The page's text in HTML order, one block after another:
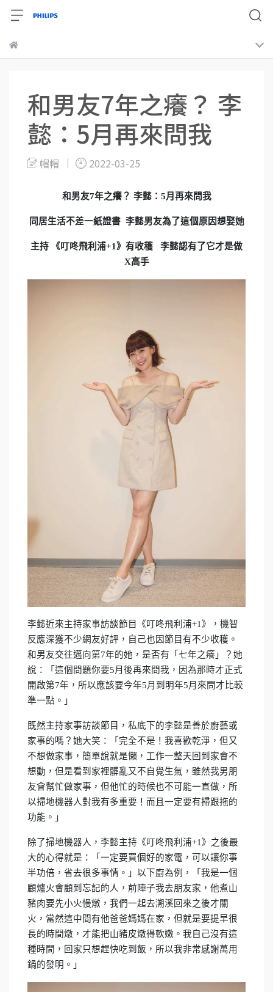
和男友7年之癢？ 李
懿：5月再來問我
帽帽 2022-03-25
和男友7年之癢？ 李懿： 5月再來問我
同居生活不差一紙證書 李懿男友為了這個原因想娶她
主持 《叮咚飛利浦+1 》有收穫
李懿認有了它才是做
X高手
李懿近來主持家事訪談節目《叮咚飛利浦+1》，機智
反應深獲不少網友好評，自己也因節目有不少收穫。
和男友交往邁向第7年的她，是否有「七年之癢」？她
說：「這個問題你要5月後再來問我，因為那時才正式
開啟第7年，所以應該要今年5月到明年5月來問才比較
準一點。」
既然主持家事訪談節目，私底下的李懿是善於廚藝或
家事的嗎？她大笑：「完全不是！我喜歡乾淨，但又
不想做家事，簡單說就是懶，工作一整天回到家會不
想動，但是看到家裡髒亂又不自覺生氣，雖然我男朋
友會幫忙做家事，但他忙的時候也不可能一直做，所
以掃地機器人對我有多重要！而且一定要有掃跟拖的
功能。」
除了掃地機器人，李懿主持《叮咚飛利浦+1》之後最
大的心得就是：「一定要買個好的家電，可以讓你事
半功倍，省去很多事情。」以下廚為例，「我是一個
顧爐火會顧到忘記的人，前陣子我去朋友家，他煮山
豬肉要先小火慢燉，我們一起去溯溪回來之後才關
火，當然這中間有他爸爸媽媽在家，但就是要提早很
長的時間燉，才能把山豬皮燉得軟嫩。我自己沒有這
種時間，回家只想趕快吃到飯，所以我非常感謝萬用
鍋的發明。」